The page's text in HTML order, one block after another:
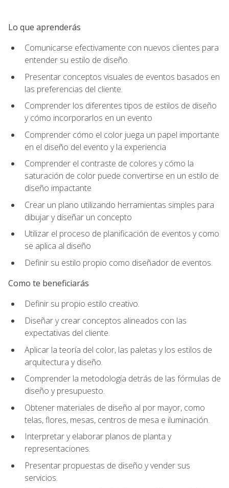
Lo que aprenderás
Comunicarse efectivamente con nuevos clientes para
entender su estilo de diseño.
Presentar conceptos visuales de eventos basados en
las preferencias del cliente.
Comprender los diferentes tipos de estilos de diseño
y cómo incorporarlos en un evento
Comprender cómo el color juega un papel importante
en el diseño del evento y la experiencia
Comprender el contraste de colores y cómo la
saturación de color puede convertirse en un estilo de
diseño impactante
Crear un plano utilizando herramientas simples para
dibujar y diseñar un concepto
Utilizar el proceso de planificación de eventos y como
se aplica al diseño
Definir su estilo propio como diseñador de eventos.
Como te beneficiarás
Definir su propio estilo creativo.
Diseñar y crear conceptos alineados con las
expectativas del cliente.
Aplicar la teoría del color, las paletas y los estilos de
arquitectura y diseño.
Comprender la metodología detrás de las fórmulas de
diseño y presupuesto.
Obtener materiales de diseño al por mayor, como
telas, flores, mesas, centros de mesa e iluminación.
Interpretar y elaborar planos de planta y
representaciones.
Presentar propuestas de diseño y vender sus
servicios.